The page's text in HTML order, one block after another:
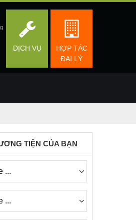
HỢP TÁC
ĐẠI LÝ
DỊCH VỤ
TIỆN CỦA BẠN